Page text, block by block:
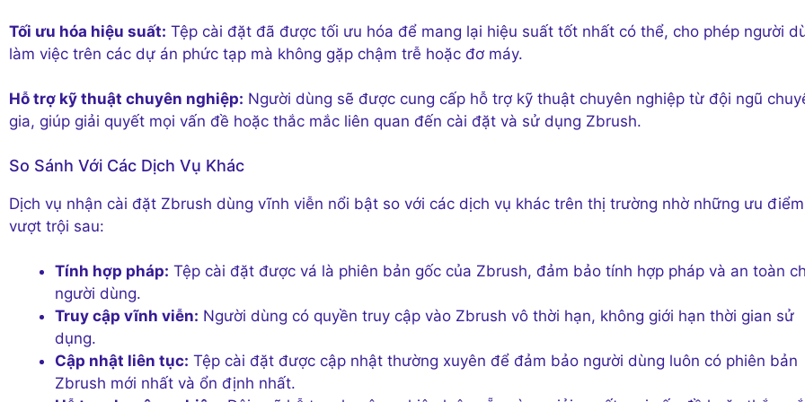
Tối ưu hóa hiệu suất: Tệp cài đặt đã được tối ưu hóa để mang lại hiệu suất tốt nhất có thể, cho phép người
làm việc trên các dự án phức tạp mà không gặp chậm trễ hoặc đơ máy.
Hỗ trợ kỹ thuật chuyên nghiệp: Người dùng sẽ được cung cấp hỗ trợ kỹ thuật chuyên nghiệp từ đội ngũ
gia, giúp giải quyết mọi vấn đề hoặc thắc mắc liên quan đến cài đặt và sử dụng Zbrush.
So Sánh Với Các Dịch Vụ Khác
Dịch vụ nhận cài đặt Zbrush dùng vĩnh viễn nổi bật so với các dịch vụ khác trên thị trường nhờ những ưu điểm
vượt trội sau:
Tính hợp pháp: Tệp cài đặt được vá là phiên bản gốc của Zbrush, đảm bảo tính hợp pháp và an toàn
người dùng.
Truy cập vĩnh viễn: Người dùng có quyền truy cập vào Zbrush vô thời hạn, không giới hạn thời gian sử
dụng.
Cập nhật liên tục: Tệp cài đặt được cập nhật thường xuyên để đảm bảo người dùng luôn có phiên bản
Zbrush mới nhất và ổn định nhất.